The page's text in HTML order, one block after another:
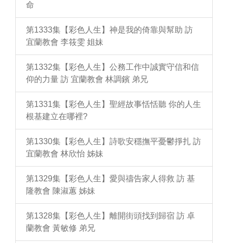
命
第1333集【彩色人生】神是我的倚靠與幫助 訪
宜蘭教會 李筱雯 姐妹
第1332集【彩色人生】公務工作中誠實守信和信
仰的力量 訪 宜蘭教會 林調鑌 弟兄
第1331集【彩色人生】聖經故事恬恬聽 你的人生
根基建立在哪裡?
第1330集【彩色人生】詩歌安穩撫平憂鬱掙扎 訪
宜蘭教會 林欣怡 姊妹
第1329集【彩色人生】愛與禱告家人得救 訪 基
隆教會 陳淑蕙 姊妹
第1328集【彩色人生】離開街頭找到歸宿 訪 卓
蘭教會 黃敏修 弟兄